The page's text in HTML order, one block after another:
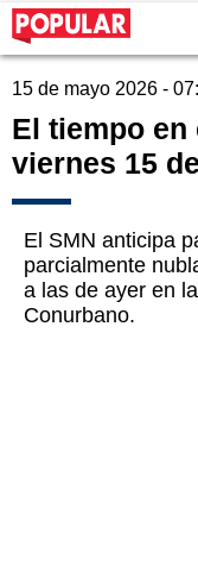
15 de mayo 2026 -
El tiempo en
viernes 15
El SMN anticipa
parcialmente
a las de ayer en
Conurbano.